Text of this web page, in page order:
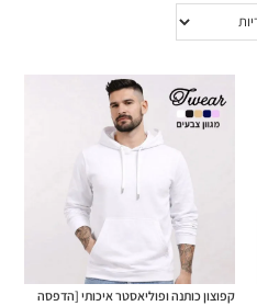
קפוצון כותנה ופוליאסטר איכותי [הדפסה